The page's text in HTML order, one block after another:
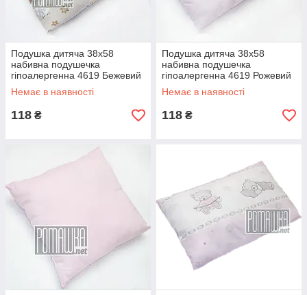
Подушка дитяча 38х58
набивна подушечка
гіпоалергенна 4619 Бежевий
А
Немає в наявності
118 ₴
Подушка дитяча 38х58
набивна подушечка
гіпоалергенна 4619 Рожевий
Немає в наявності
118 ₴